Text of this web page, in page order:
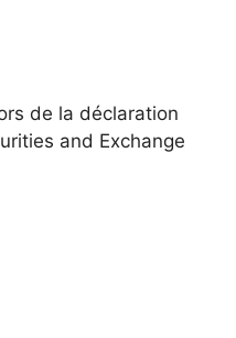
de la déclaration
and Exchange